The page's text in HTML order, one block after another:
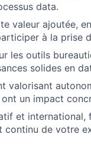
data.
valeur ajoutée,
à la prise
les outils
solides en
valorisant
un impact
et
continu de votre